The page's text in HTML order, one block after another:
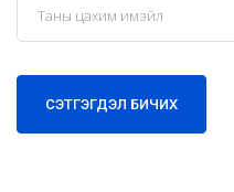
СЭТГЭГДЭЛ БИЧИХ